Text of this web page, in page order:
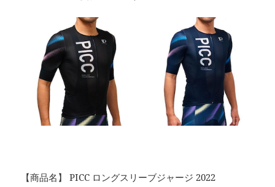
【商品名】 PICC ロングスリーブジャージ 2022